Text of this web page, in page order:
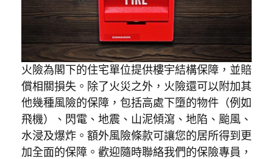
火險為閣下的住宅單位提供樓宇結構保障，並賠
償相關損失。除了火災之外，火險還可以附加其
他幾種風險的保障，包括高處下墮的物件（例如
飛機）、閃電、地震、山泥傾瀉、地陷、颱風、
水浸及爆炸。額外風險條款可讓您的居所得到更
加全面的保障。歡迎隨時聯絡我們的保險專員，